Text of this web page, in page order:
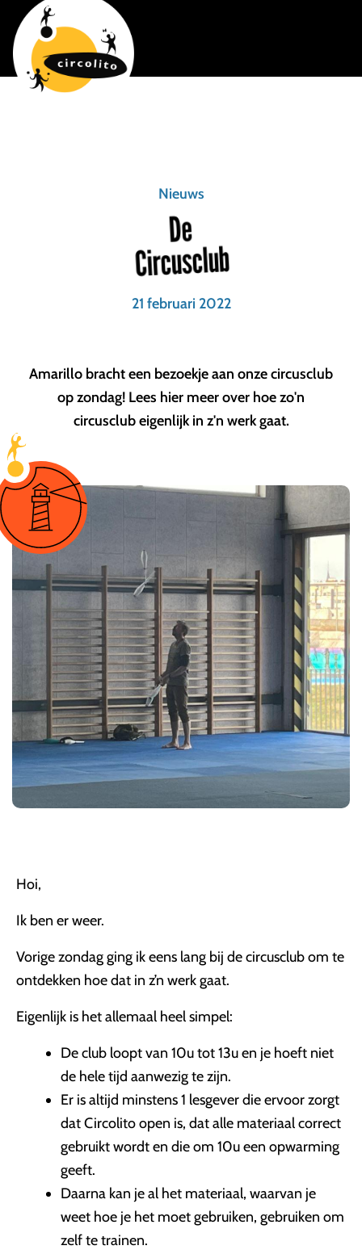
Nieuws
De
Circusclub
21 februari 2022
Amarillo bracht een bezoekje aan onze circusclub
op zondag! Lees hier meer over hoe zo'n
circusclub eigenlijk in z'n werk gaat.
Hoi,
Ik ben er weer.
Vorige zondag ging ik eens lang bij de circusclub om te
ontdekken hoe dat in z’n werk gaat.
Eigenlijk is het allemaal heel simpel:
De club loopt van 10u tot 13u en je hoeft niet
de hele tijd aanwezig te zijn.
Er is altijd minstens 1 lesgever die ervoor zorgt
dat Circolito open is, dat alle materiaal correct
gebruikt wordt en die om 10u een opwarming
geeft.
Daarna kan je al het materiaal, waarvan je
weet hoe je het moet gebruiken, gebruiken om
zelf te trainen.